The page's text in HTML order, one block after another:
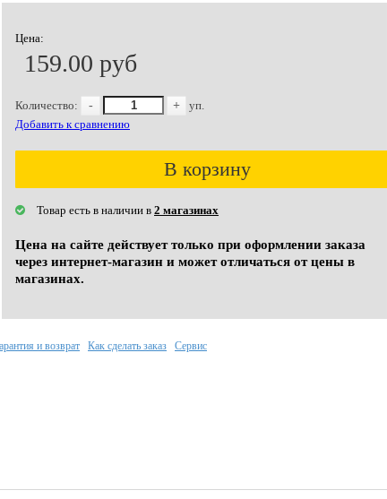
Цена:
159.00 руб
Количество: - +
уп.
Добавить к сравнению
В корзину
Товар есть в наличии в 2 магазинах
Цена на сайте действует только при оформлении заказа
через интернет-магазин и может отличаться от цены в
магазинах.
и возврат Как сделать заказ Сервис